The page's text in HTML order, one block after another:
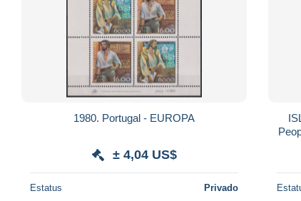
1980. Portugal - EUROPA
± 4,04 US$
Estatus Privado